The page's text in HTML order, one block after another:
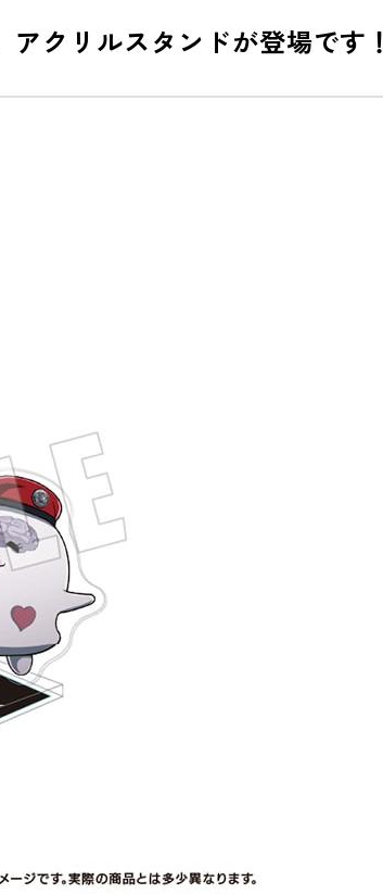
アクリルスタンドが登場です